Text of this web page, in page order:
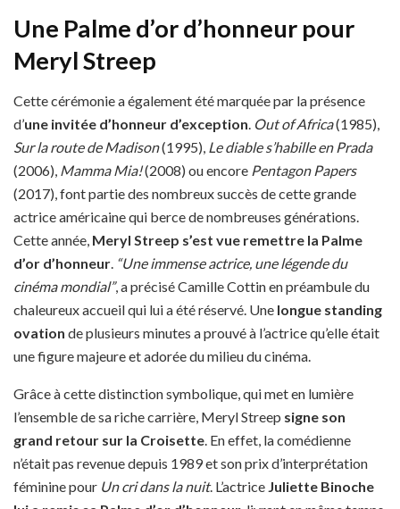
Une Palme d’or d’honneur pour
Meryl Streep
Cette cérémonie a également été marquée par la présence
d’une invitée d’honneur d’exception Out of Africa(1985),
Sur la route de Madison(1995), Le diable s’habille en Prada
(2006), Mamma Mia!(2008) ou encore Pentagon Papers
(2017), font partie des nombreux succès de cette grande
actrice américaine qui berce de nombreuses générations.
Cette année, Meryl Streep s’est vue remettre la Palme
d’or d’honneur “Une immense actrice, une légende du
cinéma mondial”, a précisé Camille Cottin en préambule du
chaleureux accueil qui lui a été réservé. Une longue standing
ovation de plusieurs minutes a prouvé à l’actrice qu’elle était
une figure majeure et adorée du milieu du cinéma.
Grâce à cette distinction symbolique, qui met en lumière
l’ensemble de sa riche carrière, Meryl Streep signe son
grand retour sur la Croisette . En effet, la comédienne
n’était pas revenue depuis 1989 et son prix d’interprétation
féminine pour Un cri dans la nuit. L’actrice Juliette Binoche